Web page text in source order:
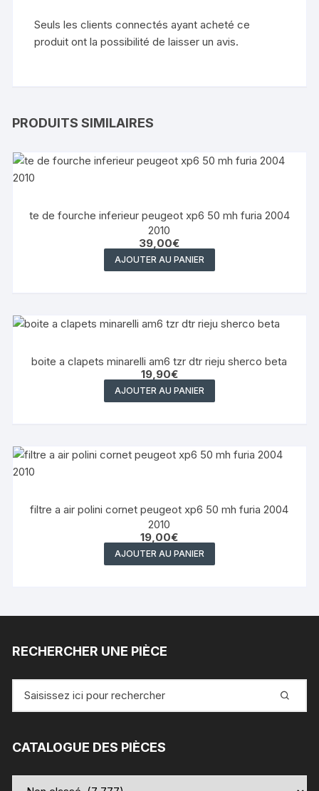
Seuls les clients connectés ayant acheté ce
produit ont la possibilité de laisser un avis.
PRODUITS SIMILAIRES
te de fourche inferieur peugeot xp6 50 mh furia 2004
2010
39,00€
AJOUTER AU PANIER
boite a clapets minarelli am6 tzr dtr rieju sherco beta
19,90€
AJOUTER AU PANIER
filtre a air polini cornet peugeot xp6 50 mh furia 2004
2010
19,00€
AJOUTER AU PANIER
RECHERCHER UNE PIÈCE
pour
CATALOGUE DES PIÈCES